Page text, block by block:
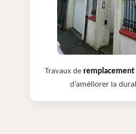
Travaux de
d’améliorer la